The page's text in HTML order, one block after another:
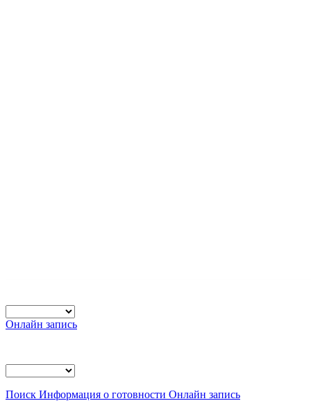
Онлайн запись
Поиск Информация о готовности Онлайн запись